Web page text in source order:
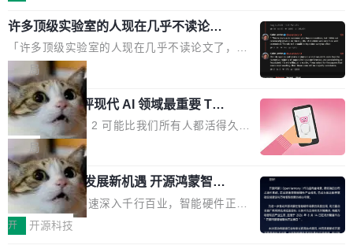
段回答。仅此而已。 这当然有用，但总觉得差点
意思。比如我在一个后台管理系统里，需要填50
个表单字段，每个字段还有联动逻辑；比如我
想...
规范，结合服务器级元件、完善供电线材与内置
实时LCD监控屏，可充分满足当下高阶PC主机
的严苛使用需求。 澎湃功率，紧凑机身 钛金雕1
600PG5 AI TOP具备强悍输出功率，同时实现
机身尺寸大幅精简。整机长度仅16厘米，属于同
功率段机身尺寸十分紧凑的1600W电源产品。小
巧机身有效提升市面主流标准A...
复合增长率达5.44%,预计2032年将突破120亿美
元。数字广告与公共关系相关服务市场更是从20
25年的8463亿美元扩张至2026年的8763亿美
元。数字的背后是一个清晰的事实——品牌对专
业化营销服务的需求从未如此迫切。 但市场扩容
的同时,服务商的竞争逻辑正在改变。2026年Top
Agency年度合辑的观察指出,“产品”这个离消费
者最近的载体,在整个品牌营销层面的权重显著变
高了。全域营销服务商的竞争正在从规模转向深
度,案例厚度、全域覆盖、多线协同...
许多顶级实验室的人现在几乎不读论文
了
「许多顶级实验室的人现在几乎不读论文了，而
且他们认为 ICLR/ICML/NeurIPS 充斥着大量过
度宣传和欺诈。」 OpenAI 研究员 Keller Jorda
n 这条推文引发了广泛讨论。他不是在说风凉
话，他是说出了一个圈内人尽皆知但很少公开捅
破的事实。 Jordan 随后补充了一句软化声明：
「我不认为这些会议上大部分论文都在过度宣传
或造假。问题是，作为读者，如果你筛选出那些
看起来最令人兴奋的论文，那它们大部分都是过
度宣传的。」 这才是真正的痛点。不是所有论文
都有问题，是最吸引眼球的那批论文最有问题。
局
xAI 前工程师评现代 AI 领域最重要 Top
3 开源项目
Flash Attention 2 可能比我们所有人都活得久。
这句话不是来自某个技术博客，而是出自 Hieu
Pham 的一条推文。Hieu Pham 是谁？他是 xAI
的早期工程师之一，在 Grok 训练基础设施团队
工作过。近日他在 X 上发了一条帖子，列出了他
认为现代 AI 领域最重要的三个开源项目。 第一
局
共商智能硬件发展新机遇 开源鸿蒙智能
硬件开发者日杭州站即将举行
随着万物智联加速深入千行百业，智能硬件正从
单点设备迈向智能化、网联化、协同化发展。作
开 开源科技